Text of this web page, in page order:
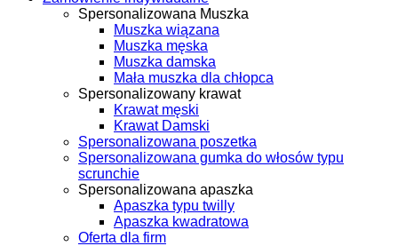
Spersonalizowana Muszka
Muszka wiązana
Muszka męska
Muszka damska
Mała muszka dla chłopca
Spersonalizowany krawat
Krawat męski
Krawat Damski
Spersonalizowana poszetka
Spersonalizowana gumka do włosów typu
scrunchie
Spersonalizowana apaszka
Apaszka typu twilly
Apaszka kwadratowa
Oferta dla firm